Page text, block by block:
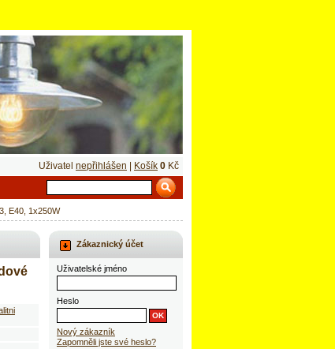
E40, 1x250W
Zákaznický účet
Uživatelské jméno
Heslo
Nový zákazník
Zapomněli jste své heslo?
Uživatel nepřihlášen Košík 0 Kč